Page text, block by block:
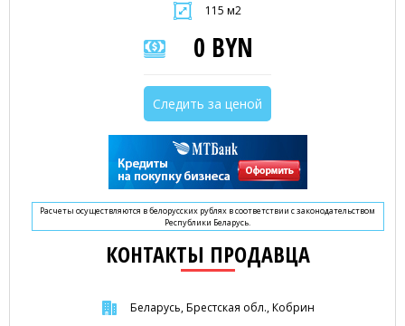
115 м2
0 BYN
Следить за ценой
Расчеты осуществляются в белорусских рублях в соответствии с законодательством
Республики Беларусь.
КОНТАКТЫ ПРОДАВЦА
Беларусь, Брестская обл., Кобрин